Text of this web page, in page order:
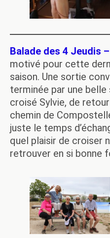
Balade des 4 Jeudis –
motivé pour cette
saison. Une sortie
terminée par une
croisé Sylvie, de
chemin de
juste le temps
quel plaisir de croiser
retrouver en si bonne